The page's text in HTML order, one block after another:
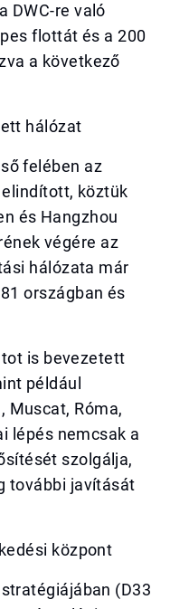
DWC-re való
flottát és a 200
a következő
hálózat
felében az
köztük
és Hangzhou
végére az
hálózata már
országban és
is bevezetett
például
Muscat, Róma,
lépés nemcsak a
szolgálja,
további javítását
központ
(D33